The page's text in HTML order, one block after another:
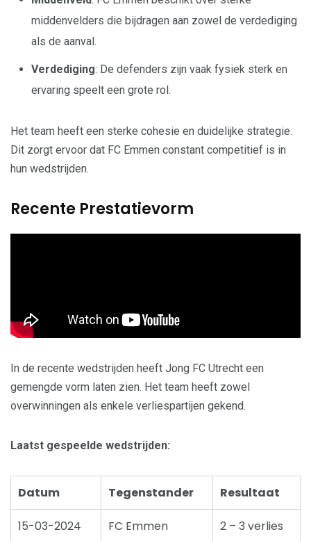
middenvelders die bijdragen aan zowel de verdediging
als de aanval.
Verdediging: De defenders zijn vaak fysiek sterk en
ervaring speelt een grote rol.
Het team heeft een sterke cohesie en duidelijke strategie.
Dit zorgt ervoor dat FC Emmen constant competitief is in
hun wedstrijden.
Recente Prestatievorm
In de recente wedstrijden heeft Jong FC Utrecht een
gemengde vorm laten zien. Het team heeft zowel
overwinningen als enkele verliespartijen gekend.
Laatst gespeelde wedstrijden:
Datum Tegenstander Resultaat
15-03-2024 FC Emmen 2 – 3 verlies